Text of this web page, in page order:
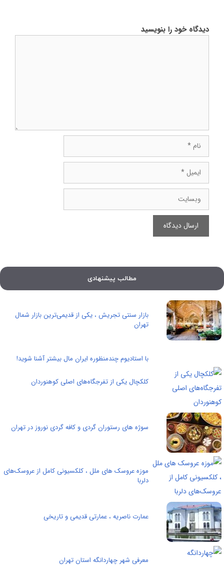
دیدگاه خود را بنویسید
ایمیل
وبسایت
مطالب پیشنهادی
بازار سنتی تجریش ، یکی از قدیمی‌ترین بازار شمال
تهران
با استادیوم چندمنظوره ایران مال بیشتر آشنا شوید!
کلکچال یکی از تفرجگاه‌های اصلی کوهنوردان
سوژه های رستوران گردی و کافه گردی نوروز در تهران
موزه عروسک های ملل ، کلکسیونی کامل از عروسک‌های
دلربا
عمارت ناصریه ، عمارتی قدیمی و تاریخی
معرفی شهر چهاردانگه استان تهران